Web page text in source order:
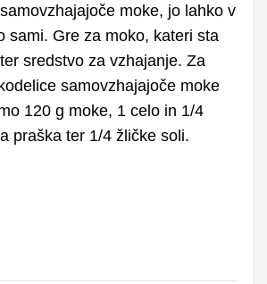
moke, jo lahko v
sami. Gre za moko, kateri sta
sredstvo za vzhajanje. Za
samovzhajajoče moke
120 g moke, 1 celo in 1/4
praška ter 1/4 žličke soli.